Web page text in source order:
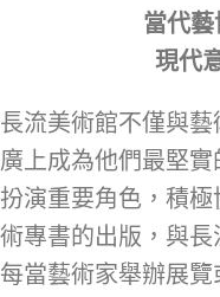
當代
現代
長流美術館不僅與
廣上成為他們最堅
扮演重要角色，積
術專書的出版，與長
每當藝術家舉辦展